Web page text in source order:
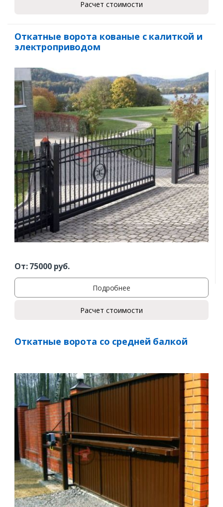
Расчет стоимости
Откатные ворота кованые с калиткой и
электроприводом
От:75000руб.
Подробнее
Расчет стоимости
Откатные ворота со средней балкой